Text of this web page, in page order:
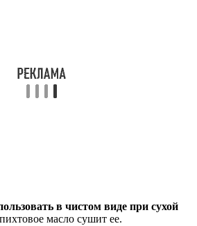
в чистом виде при сухой
масло сушит ее.